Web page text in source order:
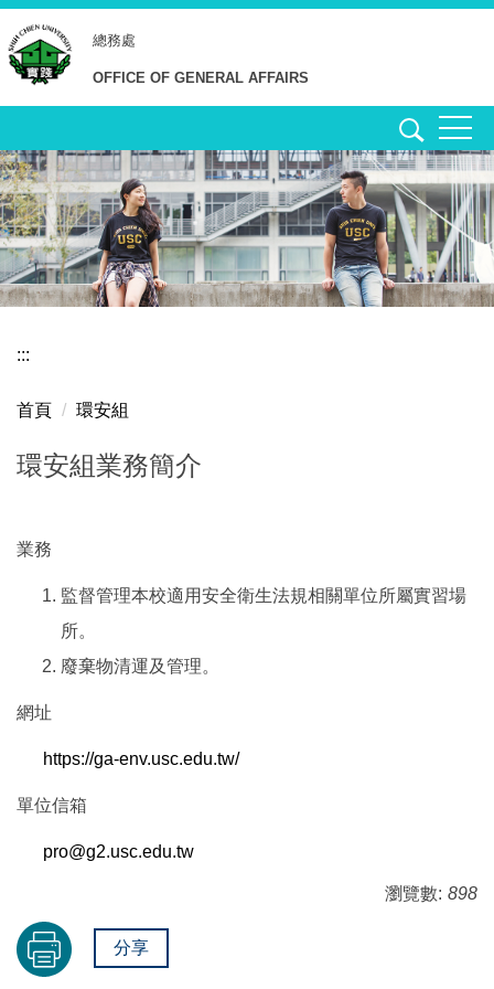
跳
到
主
要
容
區
總務處
OFFICE OF GENERAL AFFAIRS
:::
首頁 環安組
環安組業務簡介
業務
監督管理本校適用安全衛生法規相關單位所屬實習場
所。
廢棄物清運及管理。
網址
https://ga-env.usc.edu.tw/
單位信箱
pro@g2.usc.edu.tw
瀏覽數: 898
分享